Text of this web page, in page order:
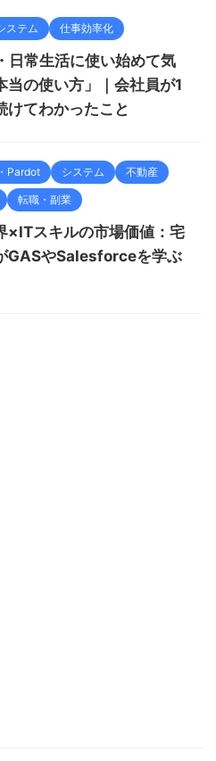
ステム 仕事効率化
日常生活に使い始めて気
当の使い方」｜会社員が1
けてわかったこと
Pardot システム 不動産
転職・副業
×ITスキルの市場価値：宅
GASやSalesforceを学ぶ